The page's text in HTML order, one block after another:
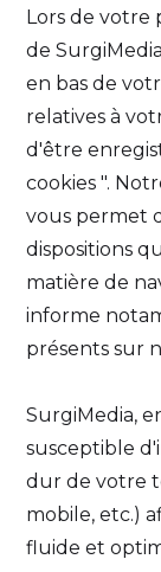
Lors de votre
de
en bas de
relatives à
d'être
cookies ".
vous permet
dispositions
matière de
informe
présents sur
SurgiMedia,
susceptible
dur de votre
mobile, etc.)
fluide et